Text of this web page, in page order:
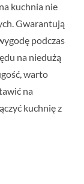
kuchnia nie
Gwarantują
podczas
na niedużą
warto
na
kuchnię z